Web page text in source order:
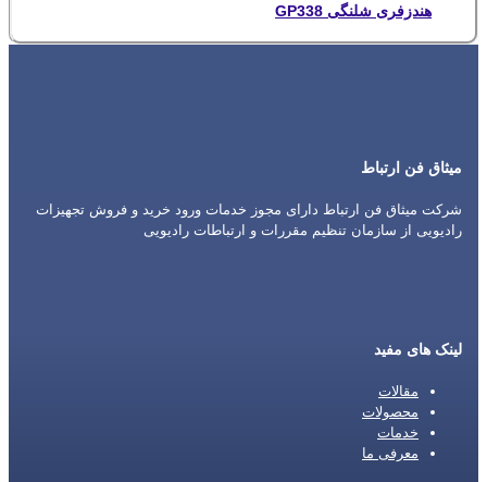
هندزفری شلنگی GP338
میثاق فن ارتباط
شرکت میثاق فن ارتباط دارای مجوز خدمات ورود خرید و فروش تجهیزات
رادیویی از سازمان تنظیم مقررات و ارتباطات رادیویی
لینک های مفید
مقالات
محصولات
خدمات
معرفی ما